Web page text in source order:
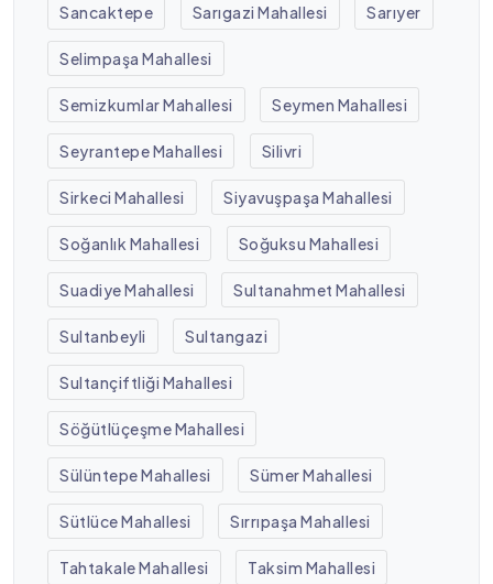
Sancaktepe Sarıgazi Mahallesi Sarıyer
Selimpaşa Mahallesi
Semizkumlar Mahallesi Seymen Mahallesi
Seyrantepe Mahallesi Silivri
Sirkeci Mahallesi Siyavuşpaşa Mahallesi
Soğanlık Mahallesi Soğuksu Mahallesi
Suadiye Mahallesi Sultanahmet Mahallesi
Sultanbeyli Sultangazi
Sultançiftliği Mahallesi
Söğütlüçeşme Mahallesi
Sülüntepe Mahallesi Sümer Mahallesi
Sütlüce Mahallesi Sırrıpaşa Mahallesi
Tahtakale Mahallesi Taksim Mahallesi